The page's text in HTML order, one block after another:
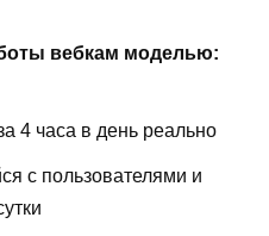
вебкам моделью:
4 часа в день реально
с пользователями и